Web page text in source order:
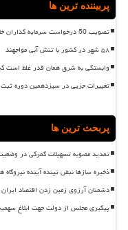
پربیننده ترین ها
تصویب 50 درخواست سرمایه گذاران خارجی به ارزش 491 میلیون دلار در هیأت سرمایه گذاری
۵۸ شهر در کشور با تنش آبی مواجهند
وابستگی به شرق همان قدر غلط است
تغییرات جزیی در سیزدهمین دوره
پربحث ترین ها
تمدید مصوبه تسهیلات گمرکی در
ذخیره سازها نبض تپنده آینده نیروگاه
دشمنان آرزوی زمین زدن اقتصاد ایران
پیگیری مجلس از دولت جهت ابلاغ